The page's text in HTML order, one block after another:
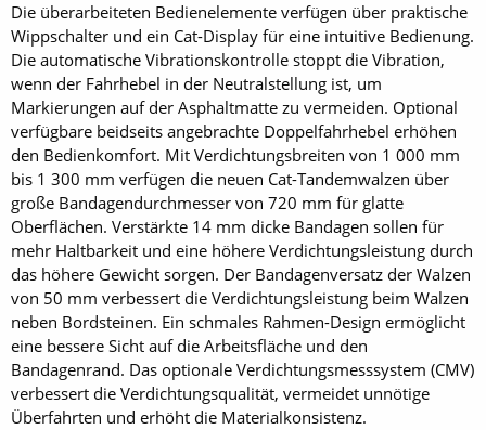
Die überarbeiteten Bedienelemente verfügen über praktische
Wippschalter und ein Cat-Display für eine intuitive Bedienung.
Die automatische Vibrationskontrolle stoppt die Vibration,
wenn der Fahrhebel in der Neutralstellung ist, um
Markierungen auf der Asphaltmatte zu vermeiden. Optional
verfügbare beidseits angebrachte Doppelfahrhebel erhöhen
den Bedienkomfort. Mit Verdichtungsbreiten von 1 000 mm
bis 1 300 mm verfügen die neuen Cat-Tandemwalzen über
große Bandagendurchmesser von 720 mm für glatte
Oberflächen. Verstärkte 14 mm dicke Bandagen sollen für
mehr Haltbarkeit und eine höhere Verdichtungsleistung durch
das höhere Gewicht sorgen. Der Bandagenversatz der Walzen
von 50 mm verbessert die Verdichtungsleistung beim Walzen
neben Bordsteinen. Ein schmales Rahmen-Design ermöglicht
eine bessere Sicht auf die Arbeitsfläche und den
Bandagenrand. Das optionale Verdichtungsmesssystem (CMV)
verbessert die Verdichtungsqualität, vermeidet unnötige
Überfahrten und erhöht die Materialkonsistenz.